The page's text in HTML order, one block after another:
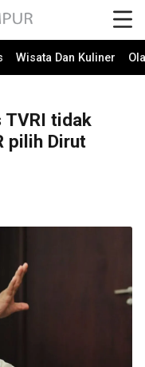
Wisata Dan Kuliner
TVRI tidak
pilih Dirut